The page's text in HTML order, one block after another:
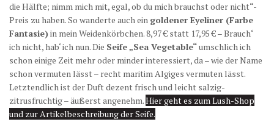
die Hälfte; nimm mich mit, egal, ob du mich brauchst oder nicht“-
Preis zu haben. So wanderte auch ein goldener Eyeliner (Farbe
Fantasie)in mein Weidenkörbchen. 8,97 € statt 17,95 € – Brauch‘
ich nicht, hab‘ ich nun. Die Seife „Sea Vegetable“umschlich ich
schon einige Zeit mehr oder minder interessiert, da – wie der Name
schon vermuten lässt – recht maritim Algiges vermuten lässt.
Letztendlich ist der Duft dezent frisch und leicht salzig-
zitrusfruchtig – äußerst angenehm.Hier geht es zum Lush-Shop
und zur Artikelbeschreibung der Seife.